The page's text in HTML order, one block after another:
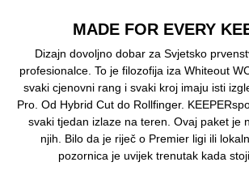
MADE FOR EVERY
Dizajn dovoljno dobar za Svjetsko
profesionalce. To je filozofija iza Whiteout
svaki cjenovni rang i svaki kroj imaju isti
Pro. Od Hybrid Cut do Rollfinger.
svaki tjedan izlaze na teren. Ovaj paket je
njih. Bilo da je riječ o Premier ligi ili
pozornica je uvijek trenutak kada